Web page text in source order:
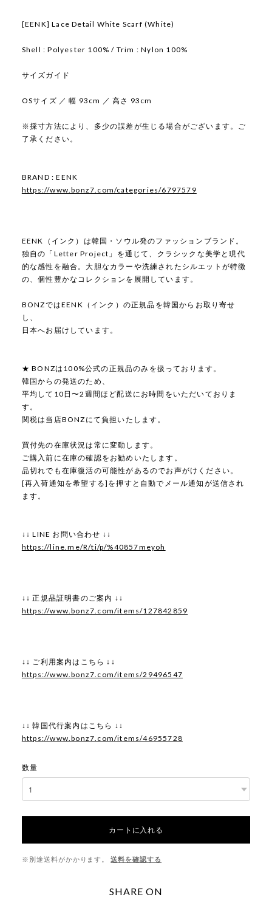
[EENK] Lace Detail White Scarf (White)
Shell : Polyester 100% / Trim : Nylon 100%
サイズガイド
OSサイズ ／ 幅 93cm ／ 高さ 93cm
※採寸方法により、多少の誤差が生じる場合がございます。ご
了承ください。
BRAND : EENK
https://www.bonz7.com/categories/6797579
EENK（インク）は韓国・ソウル発のファッションブランド。
独自の「Letter Project」を通じて、クラシックな美学と現代
的な感性を融合。大胆なカラーや洗練されたシルエットが特徴
の、個性豊かなコレクションを展開しています。
BONZではEENK（インク）の正規品を韓国からお取り寄せ
し、
日本へお届けしています。
★ BONZは100%公式の正規品のみを扱っております。
韓国からの発送のため、
平均して10日〜2週間ほど配送にお時間をいただいておりま
す。
関税は当店BONZにて負担いたします。
買付先の在庫状況は常に変動します。
ご購入前に在庫の確認をお勧めいたします。
品切れでも在庫復活の可能性があるのでお声がけください。
[再入荷通知を希望する]を押すと自動でメール通知が送信され
ます。
↓↓ LINE お問い合わせ ↓↓
https://line.me/R/ti/p/%40857meyoh
↓↓ 正規品証明書のご案内 ↓↓
https://www.bonz7.com/items/127842859
↓↓ ご利用案内はこちら ↓↓
https://www.bonz7.com/items/29496547
↓↓ 韓国代行案内はこちら ↓↓
https://www.bonz7.com/items/46955728
数量
カートに入れる
※別途送料がかかります。 送料を確認する
SHARE ON